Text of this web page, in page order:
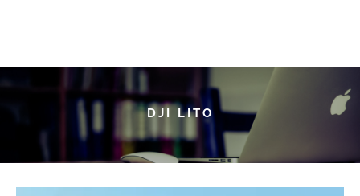
DJI LITO